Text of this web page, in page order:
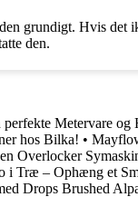
grundigt. Hvis
den.
Metervare og
hos Bilka! •
Overlocker
i Træ – Ophæng et
Drops Brushed